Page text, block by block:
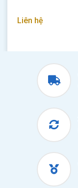
Liên hệ